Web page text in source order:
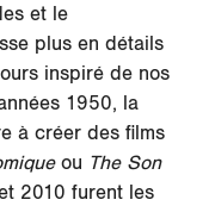
et le
plus en détails
inspiré de nos
1950, la
à créer des films
ou The Son
2010 furent les